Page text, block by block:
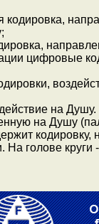
цифровые
на
на Душу
голове круги